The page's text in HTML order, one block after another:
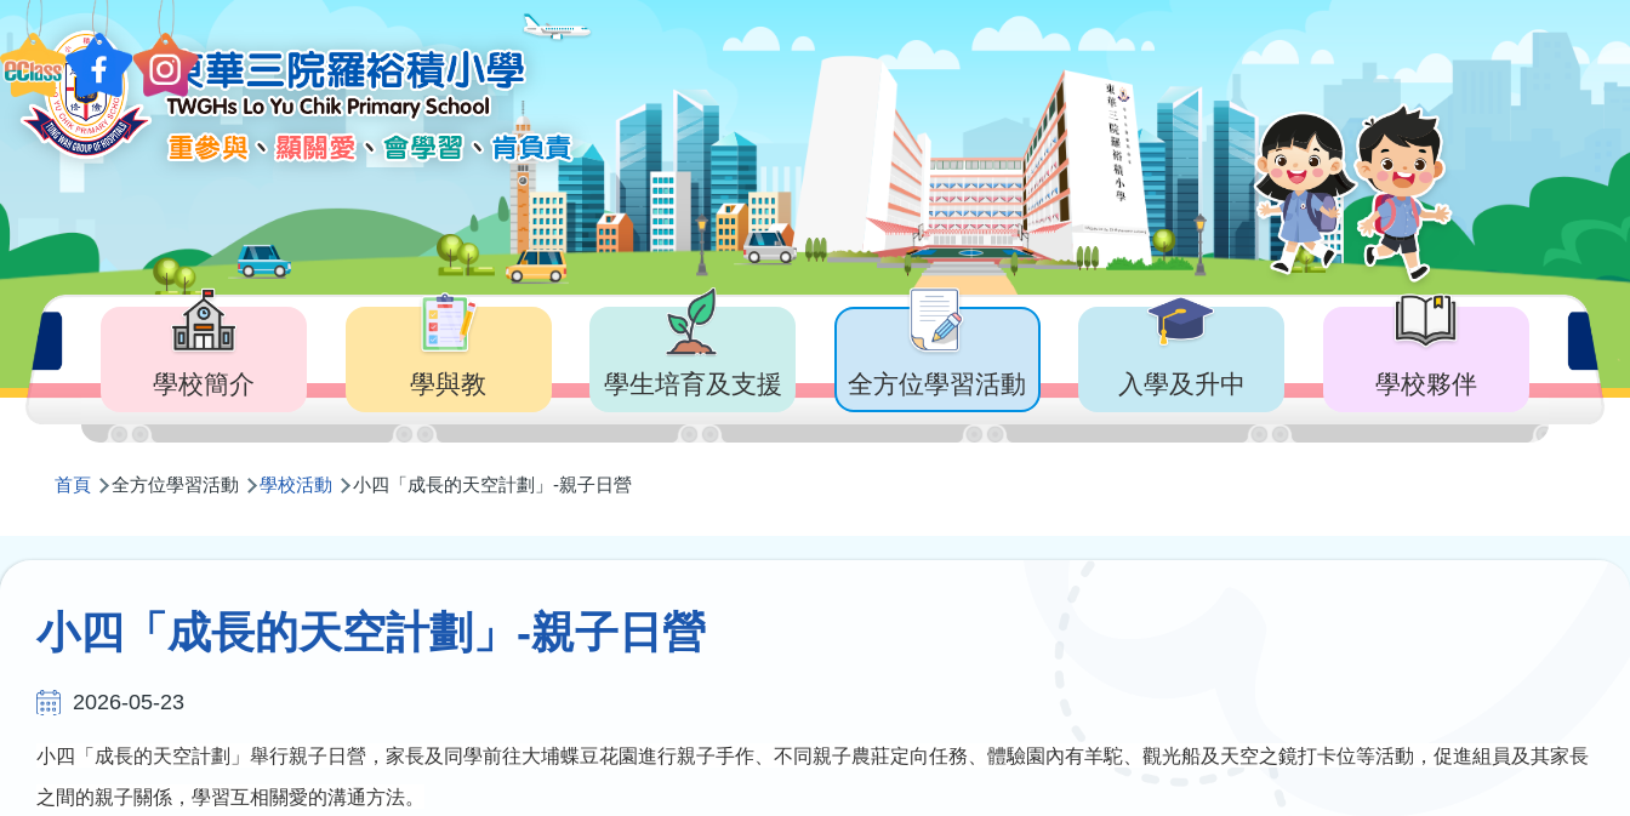
移至主內容
Main
navigation
學校簡介 學與教 學生培育及支援 全方位學習活動 入學及升中 學校夥伴
導
航
連
首頁 全方位學習活動 學校活動 小四「成長的天空計劃」-親子日營
小四「成長的天空計劃」-親子日營
2026-05-23
小四「成長的天空計劃」舉行親子日營，家長及同學前往大埔蝶豆花園進行親子手作、不同親子農莊定向任務、體驗園內有羊駝、觀光船及天空之鏡打卡位等活動，促進組員及其家長
之間的親子關係，學習互相關愛的溝通方法。